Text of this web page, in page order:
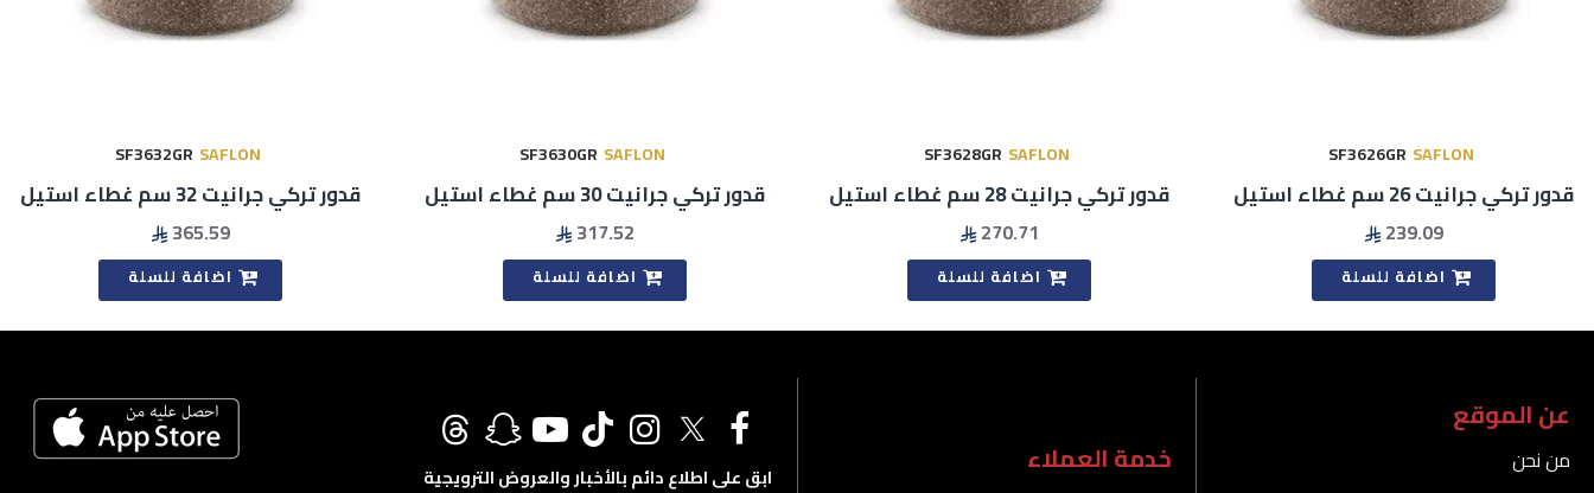
SAFLON
SF3626GR
قدور تركي جرانيت 26 سم غطاء استيل
239.09
اضافة للسلة
SAFLON
SF3628GR
قدور تركي جرانيت 28 سم غطاء استيل
270.71
اضافة للسلة
SAFLON
SF3630GR
قدور تركي جرانيت 30 سم غطاء استيل
317.52
اضافة للسلة
SAFLON
SF3632GR
قدور تركي جرانيت 32 سم غطاء استيل
365.59
اضافة للسلة
عن الموقع
من نحن
خدمة العملاء
ابق على اطلاع دائم بالأخبار والعروض الترويجية